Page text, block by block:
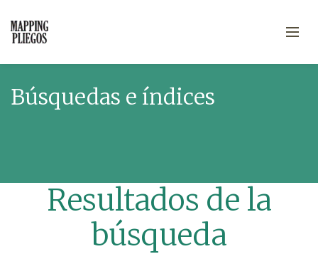
Búsquedas e índices
Resultados de la
búsqueda